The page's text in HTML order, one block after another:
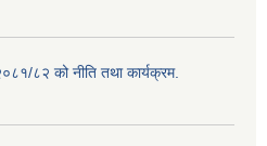
८२ को नीति तथा कार्यक्रम.